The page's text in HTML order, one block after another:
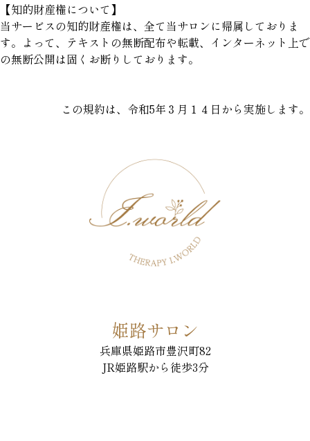
【知的財産権について】
当サービスの知的財産権は、全て当サロンに帰属しておりま
す。よって、テキストの無断配布や転載、インターネット上で
の無断公開は固くお断りしております。
この規約は、令和5年３月１４日から実施します。
姫路サロン
兵庫県姫路市豊沢町82
JR姫路駅から徒歩3分